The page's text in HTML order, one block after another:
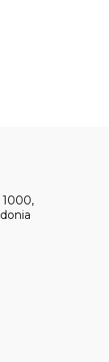
1000,